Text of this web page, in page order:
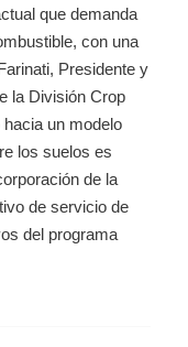
que demanda
con una
Presidente y
la División Crop
un modelo
los suelos es
de la
de servicio de
del programa